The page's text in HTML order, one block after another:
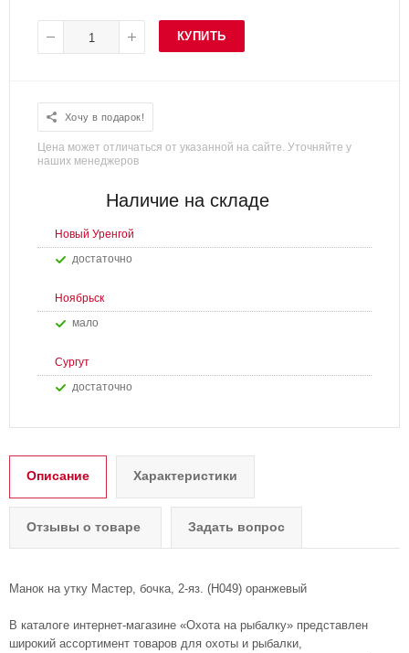
КУПИТЬ
Хочу в подарок!
Цена может отличаться от указанной на сайте. Уточняйте у
наших менеджеров
Наличие на складе
Новый Уренгой
Достаточно
Ноябрьск
Мало
Сургут
Достаточно
Описание Характеристики
Отзывы о товаре Задать вопрос
Манок на утку Мастер, бочка, 2-яз. (H049) оранжевый
В каталоге интернет-магазине «Охота на рыбалку» представлен
широкий ассортимент товаров для охоты и рыбалки,